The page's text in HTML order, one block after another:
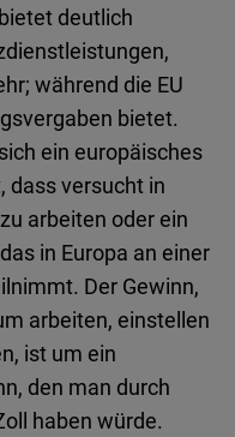
deutlich
während die EU
bietet.
ein europäisches
dass versucht in
arbeiten oder ein
in Europa an einer
Der Gewinn,
arbeiten, einstellen
ist um ein
den man durch
haben würde.